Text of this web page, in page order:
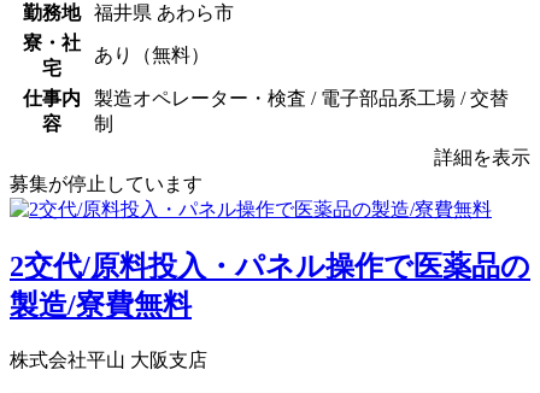
勤務地
福井県 あわら市
寮・社
宅
あり（無料）
仕事内
容
製造オペレーター・検査 / 電子部品系工場 / 交替
制
詳細を表示
募集が停止しています
2交代/原料投入・パネル操作で医薬品の
製造/寮費無料
株式会社平山 大阪支店